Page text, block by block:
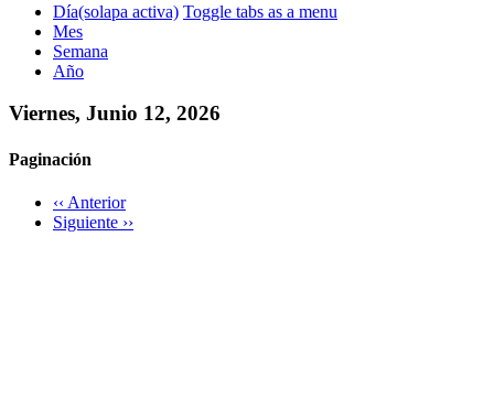
Día(solapa activa) Toggle tabs as a menu
Mes
Semana
Año
Viernes, Junio 12, 2026
Paginación
‹‹ Anterior
Siguiente ››